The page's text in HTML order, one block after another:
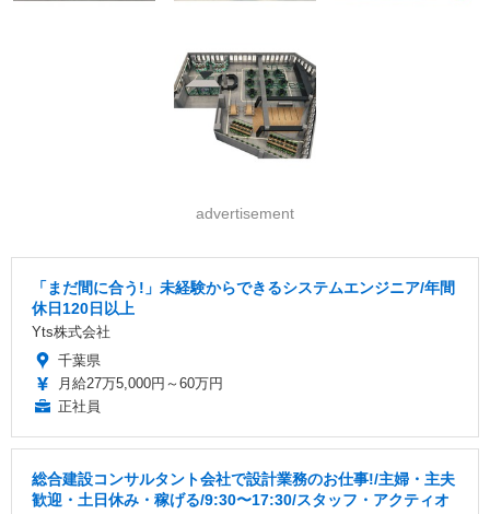
advertisement
「まだ間に合う!」未経験からできるシステムエンジニア/年間
休日120日以上
Yts株式会社
千葉県
月給27万5,000円～60万円
正社員
総合建設コンサルタント会社で設計業務のお仕事!/主婦・主夫
歓迎・土日休み・稼げる/9:30〜17:30/スタッフ・アクティオ